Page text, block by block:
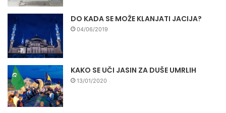
DO KADA SE MOŽE KLANJATI JACIJA?
04/06/2019
KAKO SE UČI JASIN ZA DUŠE UMRLIH
13/01/2020